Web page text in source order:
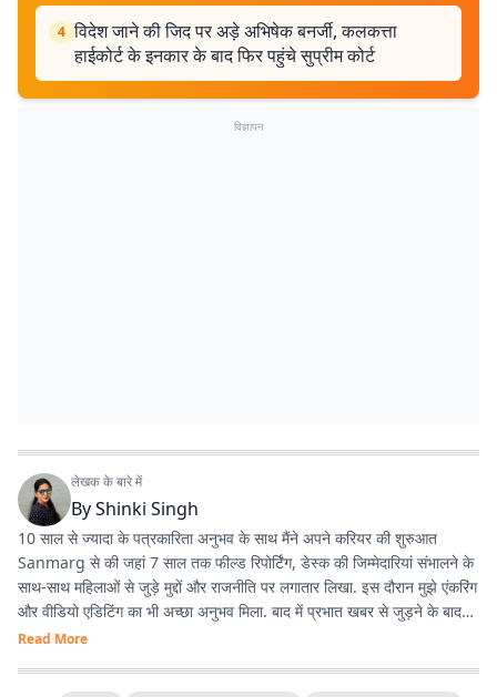
4 विदेश जाने की जिद पर अड़े अभिषेक बनर्जी, कलकत्ता
हाईकोर्ट के इनकार के बाद फिर पहुंचे सुप्रीम कोर्ट
विज्ञापन
लेखक के बारे में
ByShinki Singh
10 साल से ज्यादा के पत्रकारिता अनुभव के साथ मैंने अपने करियर की शुरुआत
Sanmarg से की जहां 7 साल तक फील्ड रिपोर्टिंग, डेस्क की जिम्मेदारियां संभालने के
साथ-साथ महिलाओं से जुड़े मुद्दों और राजनीति पर लगातार लिखा. इस दौरान मुझे एंकरिंग
और वीडियो एडिटिंग का भी अच्छा अनुभव मिला. बाद में प्रभात खबर से जुड़ने के बाद
मेरा फोकस हार्ड न्यूज पर ज्यादा रहा. वहीं लाइफस्टाइल जर्नलिज्म में भी काम करने का
Read More